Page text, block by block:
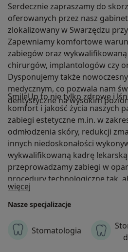
Serdecznie zapraszamy do
oferowanych przez nasz
zlokalizowany w Swarzędzu
Zapewniamy komfortowe
zabiegów oraz
chirurgów, implantologów czy
Dysponujemy także
medycznym, co pozwala nam
dentystyczne na wysokim
SmileUp to nie tylko zdrowe i
komfort i jakość życia naszych
zabiegi estetyczne m.in. w
odmłodzenia skóry, redukcji
innych niedoskonałości
wykwalifikowaną kadrę
przeprowadzamy zabiegi w
procedury technologiczne tak,
poprawić lub odbudować
więcej
Nasze specjalizacje
Stomatologia